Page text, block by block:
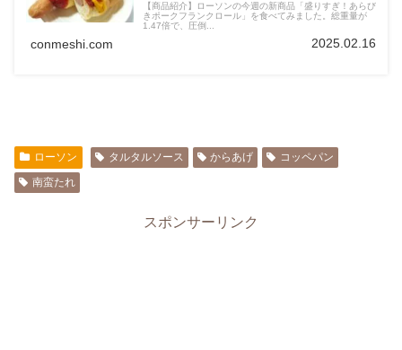
【商品紹介】ローソンの今週の新商品「盛りすぎ！あらび
きポークフランクロール」を食べてみました。総重量が
1.47倍で、圧倒...
conmeshi.com 2025.02.16
ローソン タルタルソース からあげ
コッペパン
南蛮たれ
スポンサーリンク